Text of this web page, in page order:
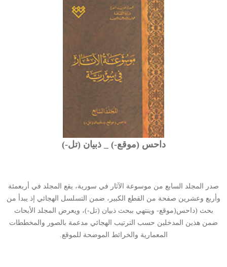
داحس (موقع-) _ ذبيان (تل-)
صدر المجلد السابع من موسوعة الآثار في سورية، يقع المجلد في أربعمئة
وأربع وعشرين صفحة من القطع الكبير، ضمن التسلسل الهجائي إذ يبدأ من
بحث (داحس(موقع- وينتهي ببحث ذبيان (تل-)، ويعرض المجلد الأبحاث
ضمن هذين المدخلين حسب الترتيب الهجائي مدعمة بالصور والمخططات
المعمارية والخرائط الموضحة للموقع.